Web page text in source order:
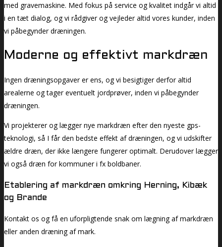
med gravemaskine. Med fokus på service og kvalitet indgår vi altid
i en tæt dialog, og vi rådgiver og vejleder altid vores kunder, inden
vi påbegynder dræningen.
Moderne og effektivt markdræn
Ingen dræningsopgaver er ens, og vi besigtiger derfor altid
arealerne og tager eventuelt jordprøver, inden vi påbegynder
dræningen.
Vi projekterer og lægger nye markdræn efter den nyeste gps-
teknologi, så I får den bedste effekt af dræningen, og vi udskifter
ældre dræn, der ikke længere fungerer optimalt. Derudover lægger
vi også dræn for kommuner i fx boldbaner.
Etablering af markdræn omkring Herning, Kibæk
og Brande
Kontakt os og få en uforpligtende snak om lægning af markdræn
eller anden dræning af mark.